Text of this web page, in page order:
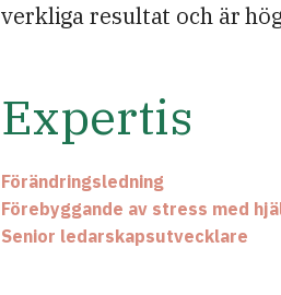
verkliga resultat och är
Expertis
Förändringsledning
Förebyggande av stress med
Senior ledarskapsutvecklare